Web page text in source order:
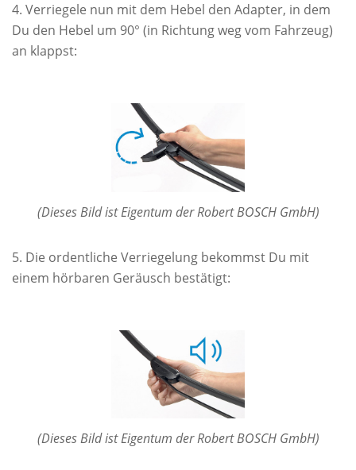
Verriegele nun mit dem Hebel den Adapter, in dem
Du den Hebel um 90° (in Richtung weg vom Fahrzeug)
an klappst:
(Dieses Bild ist Eigentum der Robert BOSCH GmbH)
Die ordentliche Verriegelung bekommst Du mit
einem hörbaren Geräusch bestätigt:
(Dieses Bild ist Eigentum der Robert BOSCH GmbH)